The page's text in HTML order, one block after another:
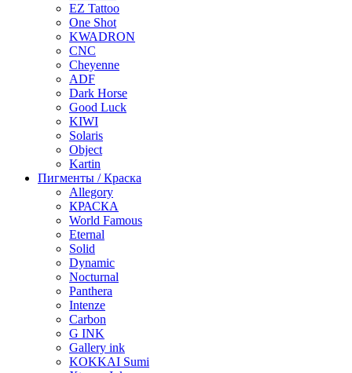
EZ Tattoo
One Shot
KWADRON
CNC
Cheyenne
ADF
Dark Horse
Good Luck
KIWI
Solaris
Object
Kartin
Пигменты / Краска
Allegory
КРАСКА
World Famous
Eternal
Solid
Dynamic
Nocturnal
Panthera
Intenze
Carbon
G INK
Gallery ink
KOKKAI Sumi